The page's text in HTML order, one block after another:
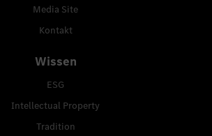
Media Site
Kontakt
Wissen
ESG
Intellectual Property
Tradition